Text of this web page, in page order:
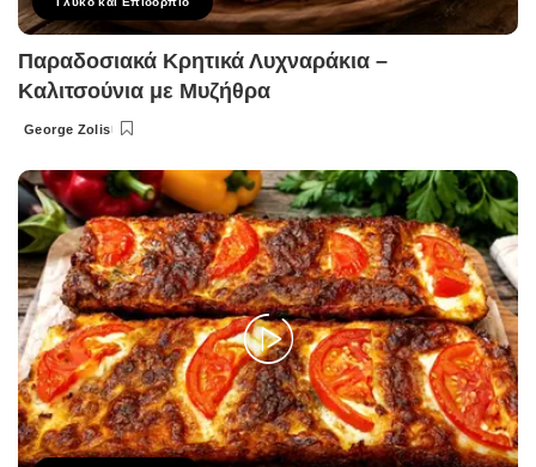
Παραδοσιακά Κρητικά Λυχναράκια –
Καλιτσούνια με Μυζήθρα
Posted
George Zolis